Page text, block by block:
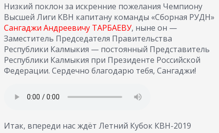
Низкий поклон за искренние пожелания Чемпиону
Высшей Лиги КВН капитану команды «Сборная РУДН»
Сангаджи Андреевичу ТАРБАЕВУ, ныне он —
Заместитель Председателя Правительства
Республики Калмыкия — постоянный Представитель
Республики Калмыкия при Президенте Российской
Федерации. Сердечно благодарю тебя, Сангаджи!
Итак, впереди нас ждёт Летний Кубок КВН-2019